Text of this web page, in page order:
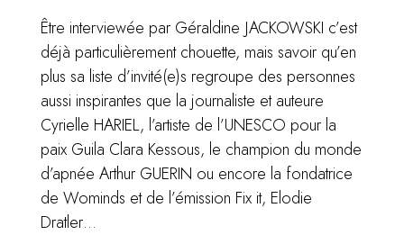
Être interviewée par Géraldine JACKOWSKI c’est
déjà particulièrement chouette, mais savoir qu’en
plus sa liste d’invité(e)s regroupe des personnes
aussi inspirantes que la journaliste et auteure
Cyrielle HARIEL, l’artiste de l’UNESCO pour la
paix Guila Clara Kessous, le champion du monde
d’apnée Arthur GUERIN ou encore la fondatrice
de Wominds et de l’émission Fix it, Elodie
Dratler…